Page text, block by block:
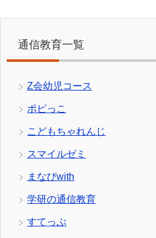
通信教育一覧
Z会幼児コース
ポピっこ
こどもちゃれんじ
スマイルゼミ
まなびwith
学研の通信教育
すてっぷ